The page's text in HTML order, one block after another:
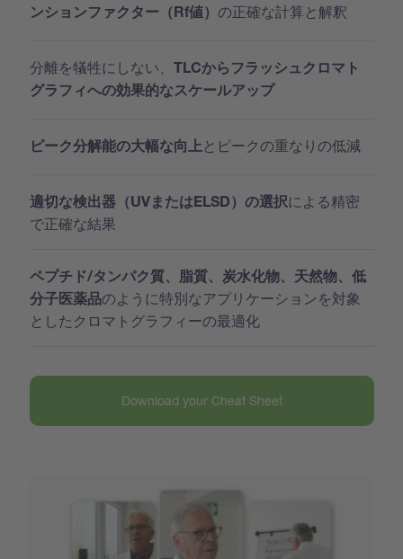
ンションファクター（Rf値）の正確な計算と解釈
分離を犠牲にしない、TLCからフラッシュクロマト
グラフィへの効果的なスケールアップ
ピーク分解能の大幅な向上とピークの重なりの低減
適切な検出器（UVまたはELSD）の選択による精密
で正確な結果
ペプチド/タンパク質、脂質、炭水化物、天然物、低
分子医薬品のように特別なアプリケーションを対象
としたクロマトグラフィーの最適化
Download your Cheat Sheet